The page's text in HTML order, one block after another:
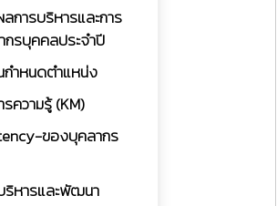
การบริหารและการ
รบุคคลประจำปี
กำหนดตำแหน่ง
ความรู้ (KM)
ของบุคลากร
ริหารและพัฒนา